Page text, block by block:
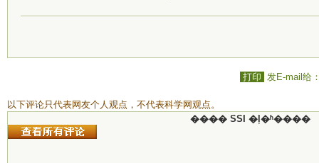
打印 发E-mail给
以下评论只代表网友个人观点，不代表科学网观点。
���� SSI �ļ�ʱ����